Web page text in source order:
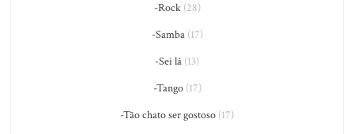
-Rock(28)
-Samba(17)
-Sei lá (13)
-Tango(17)
-Tão chato ser gostoso (17)